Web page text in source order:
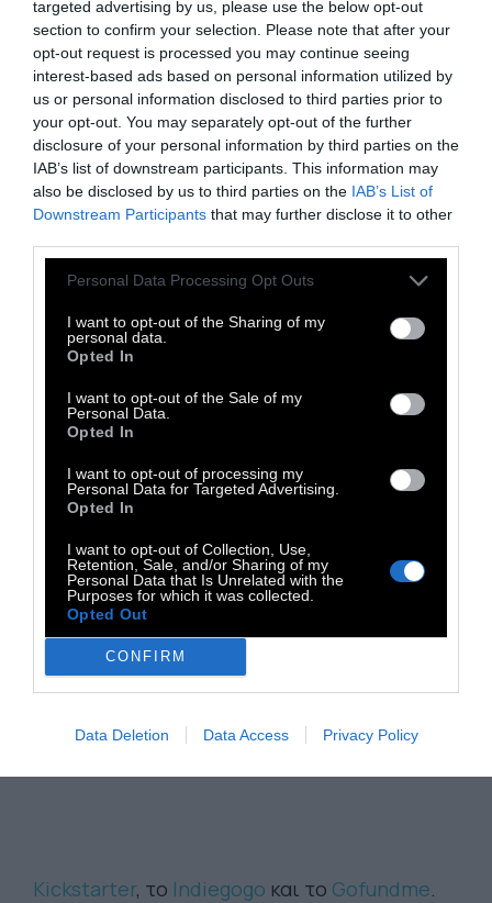
targeted advertising by us, please use the below opt-out
section to confirm your selection. Please note that after your
opt-out request is processed you may continue seeing
interest-based ads based on personal information utilized by
us or personal information disclosed to third parties prior to
your opt-out. You may separately opt-out of the further
disclosure of your personal information by third parties on the
IAB’s list of downstream participants. This information may
also be disclosed by us to third parties on the IAB’s List of
Downstream Participants that may further disclose it to other
Personal Data Processing Opt Outs
I want to opt-out of the Sharing of my
personal data.
Opted In
I want to opt-out of the Sale of my
Personal Data.
Opted In
I want to opt-out of processing my
Personal Data for Targeted Advertising.
Opted In
I want to opt-out of Collection, Use,
Retention, Sale, and/or Sharing of my
Personal Data that Is Unrelated with the
Purposes for which it was collected.
Opted Out
CONFIRM
Data Deletion Data Access Privacy Policy
Η δημόσια πισίνα στον ποταμό Hudson, Νέα Υόρκη
Kickstarter, το Indiegogo και το Gofundme